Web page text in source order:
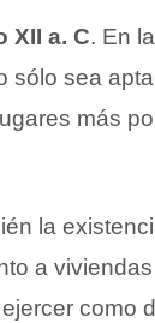
XII a. C. En
sólo sea
más
la
a
como